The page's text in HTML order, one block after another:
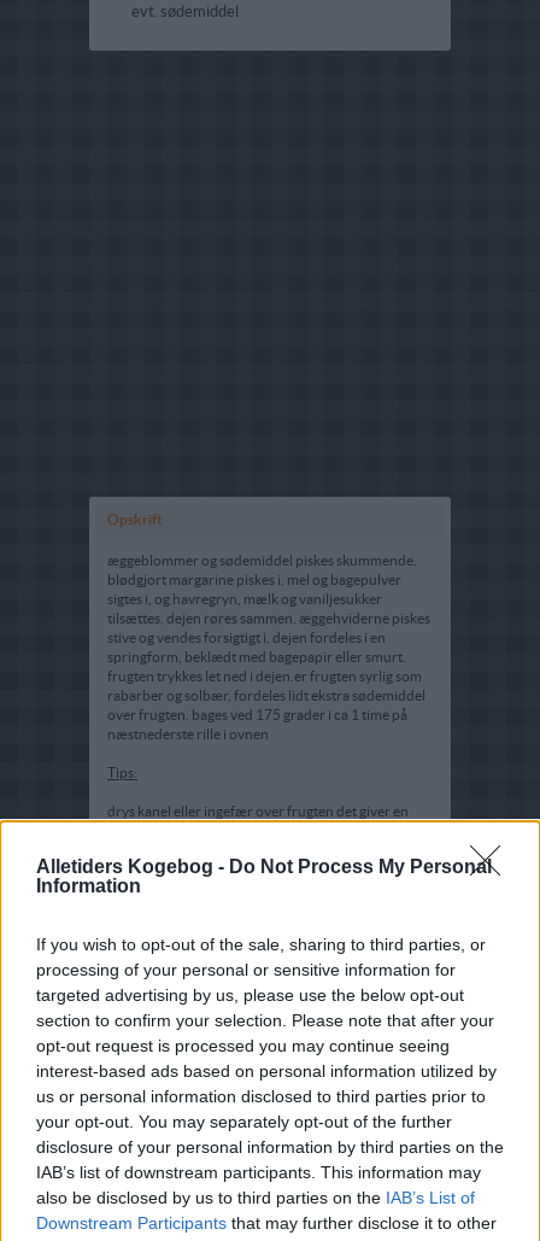
Alletiders Kogebog - Do Not Process My Personal
Information
If you wish to opt-out of the sale, sharing to third parties, or
processing of your personal or sensitive information for
targeted advertising by us, please use the below opt-out
section to confirm your selection. Please note that after your
opt-out request is processed you may continue seeing
interest-based ads based on personal information utilized by
us or personal information disclosed to third parties prior to
your opt-out. You may separately opt-out of the further
disclosure of your personal information by third parties on the
IAB’s list of downstream participants. This information may
also be disclosed by us to third parties on the IAB’s List of
Downstream Participants that may further disclose it to other
evt. sødemiddel
Opskrift
æggeblommer og sødemiddel piskes skummende.
blødgjort margarine piskes i. mel og bagepulver
sigtes i, og havregryn, mælk og vaniljesukker
tilsættes. dejen røres sammen. æggehviderne piskes
stive og vendes forsigtigt i. dejen fordeles i en
springform, beklædt med bagepapir eller smurt.
frugten trykkes let ned i dejen.er frugten syrlig som
rabarber og solbær, fordeles lidt ekstra sødemiddel
over frugten. bages ved 175 grader i ca 1 time på
næstnederste rille i ovnen
Tips:
drys kanel eller ingefær over frugten det giver en